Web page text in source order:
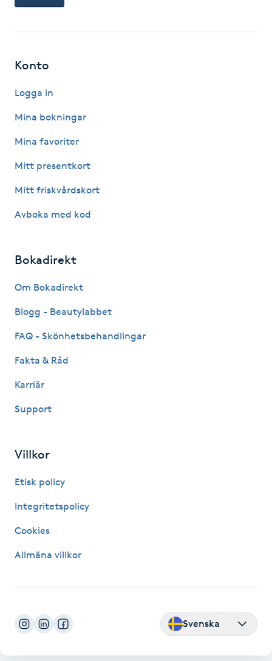
Idrottsmassage
IPL hårborttagning
IR-massage
Japansk massage
Kemisk peeling
Kinesiologi
Klangmassage
Konto
Logga in
Mina bokningar
Mina favoriter
Mitt presentkort
Mitt friskvårdskort
Avboka med kod
Bokadirekt
Om Bokadirekt
Blogg - Beautylabbet
FAQ - Skönhetsbehandlingar
Fakta & Råd
Karriär
Support
Villkor
Etisk policy
Integritetspolicy
Cookies
Allmäna villkor
Svenska